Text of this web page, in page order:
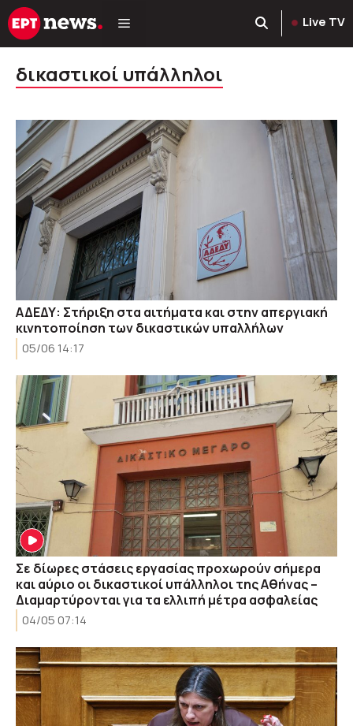
Μετάβαση
σε
Live TV
δικαστικοί υπάλληλοι
ΑΔΕΔΥ: Στήριξη στα αιτήματα και στην απεργιακή
κινητοποίηση των δικαστικών υπαλλήλων
05/06 14:17
Σε δίωρες στάσεις εργασίας προχωρούν σήμερα
και αύριο οι δικαστικοί υπάλληλοι της Αθήνας –
Διαμαρτύρονται για τα ελλιπή μέτρα ασφαλείας
04/05 07:14